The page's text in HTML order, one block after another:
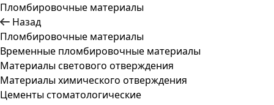
Пломбировочные материалы
Назад
Пломбировочные материалы
Временные пломбировочные материалы
Материалы светового отверждения
Материалы химического отверждения
Цементы стоматологические